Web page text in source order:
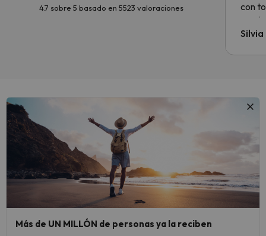
4.7 sobre 5 basado en 5523 valoraciones
con
Más de UN MILLÓN de personas ya la reciben